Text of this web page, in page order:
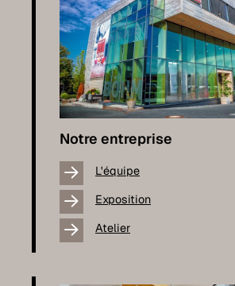
Notre entreprise
L'équipe
Exposition
Atelier